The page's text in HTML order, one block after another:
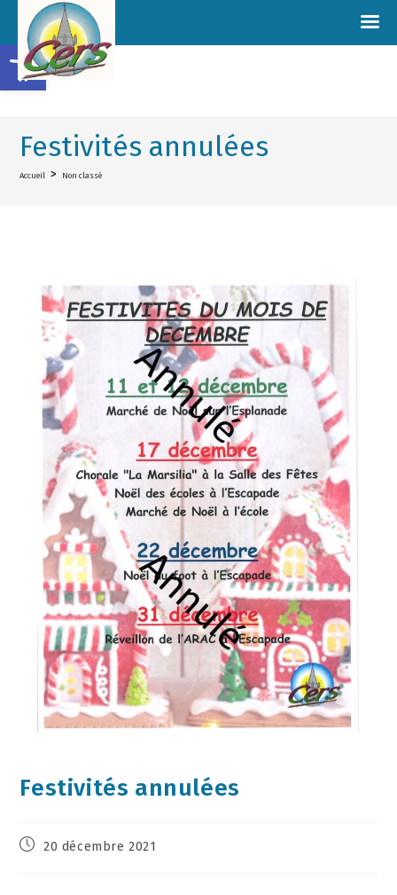
Festivités annulées
Accueil > Non classé
Festivités annulées
20 décembre 2021
Ouvrir la barre d’outils